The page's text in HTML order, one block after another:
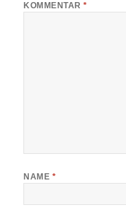
KOMMENTAR*
NAME *